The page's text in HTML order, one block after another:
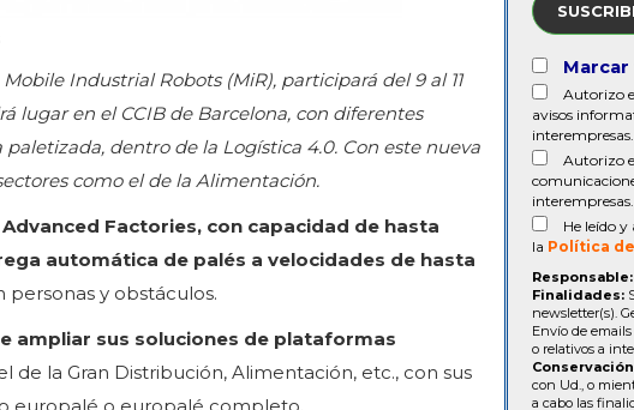
Industrial Robots (MiR), participará del 9 al 11
lugar en el CCIB de Barcelona, con diferentes
dentro de la Logística 4.0. Con este nueva
como el de la Alimentación.
Factories, con capacidad de hasta
automática de palés a velocidades de hasta
y obstáculos.
ampliar sus soluciones de plataformas
la Gran Distribución, Alimentación, etc., con sus
Autorizo
avisos
Autorizo
He leído y
la Política
Responsable:
Finalidades:
newsletter(s).
Envío de
o relativos a
con Ud., o
a cabo las